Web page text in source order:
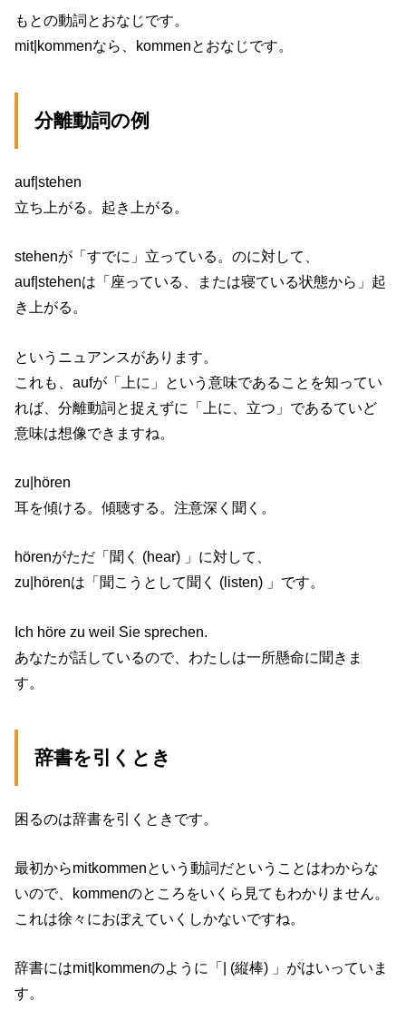
もとの動詞とおなじです。
mit|kommenなら、kommenとおなじです。
分離動詞の例
auf|stehen
立ち上がる。起き上がる。
stehenが「すでに」立っている。のに対して、
auf|stehenは「座っている、または寝ている状態から」起
き上がる。
というニュアンスがあります。
これも、aufが「上に」という意味であることを知ってい
れば、分離動詞と捉えずに「上に、立つ」であるていど
意味は想像できますね。
zu|hören
耳を傾ける。傾聴する。注意深く聞く。
hörenがただ「聞く (hear) 」に対して、
zu|hörenは「聞こうとして聞く (listen) 」です。
Ich höre zu weil Sie sprechen.
あなたが話しているので、わたしは一所懸命に聞きま
す。
辞書を引くとき
困るのは辞書を引くときです。
最初からmitkommenという動詞だということはわからな
いので、kommenのところをいくら見てもわかりません。
これは徐々におぼえていくしかないですね。
辞書にはmit|kommenのように「| (縦棒) 」がはいっていま
す。